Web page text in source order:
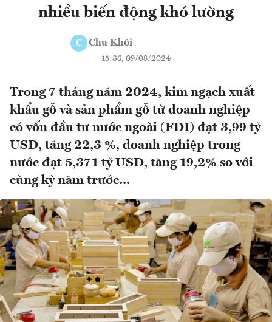
nhiều biến động khó lường
C Chu Khôi
15:36, 09/08/2024
Trong 7 tháng năm 2024, kim ngạch xuất
khẩu gỗ và sản phẩm gỗ từ doanh nghiệp
có vốn đầu tư nước ngoài (FDI) đạt 3,99 tỷ
USD, tăng 22,3 %, doanh nghiệp trong
nước đạt 5,371 tỷ USD, tăng 19,2% so với
cùng kỳ năm trước...